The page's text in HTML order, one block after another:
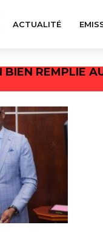
ACTUALITÉ
BIEN REMPLIE